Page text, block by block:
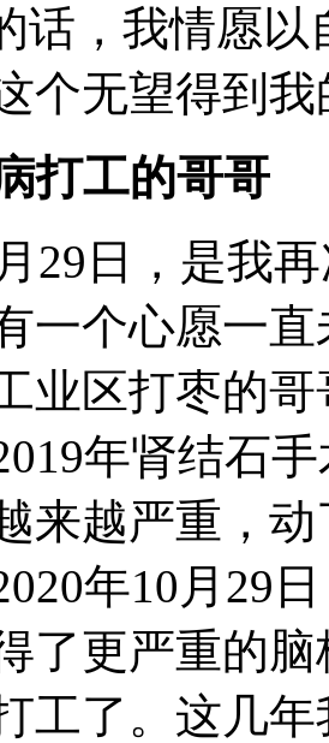
话，我情愿
个无望得到
打工的哥哥
月 29 日，是我
一个心愿一
业区打枣的
年肾结石
来越严重，
年10 月 29
了更严重的
工了。这几